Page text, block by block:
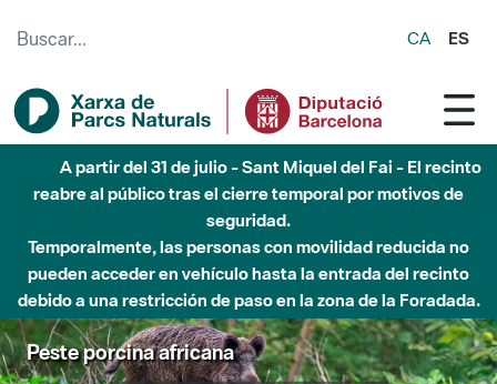
CA ES
A partir del 31 de julio - Sant Miquel del Fai - El recinto
reabre al público tras el cierre temporal por motivos de
seguridad.
Temporalmente, las personas con movilidad reducida no
pueden acceder en vehículo hasta la entrada del recinto
debido a una restricción de paso en la zona de la Foradada.
Peste porcina africana